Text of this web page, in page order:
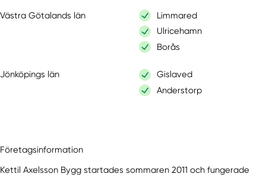
Västra Götalands län
Limmared
Ulricehamn
Borås
Jönköpings län
Gislaved
Anderstorp
Företagsinformation
Kettil Axelsson Bygg startades sommaren 2011 och fungerade